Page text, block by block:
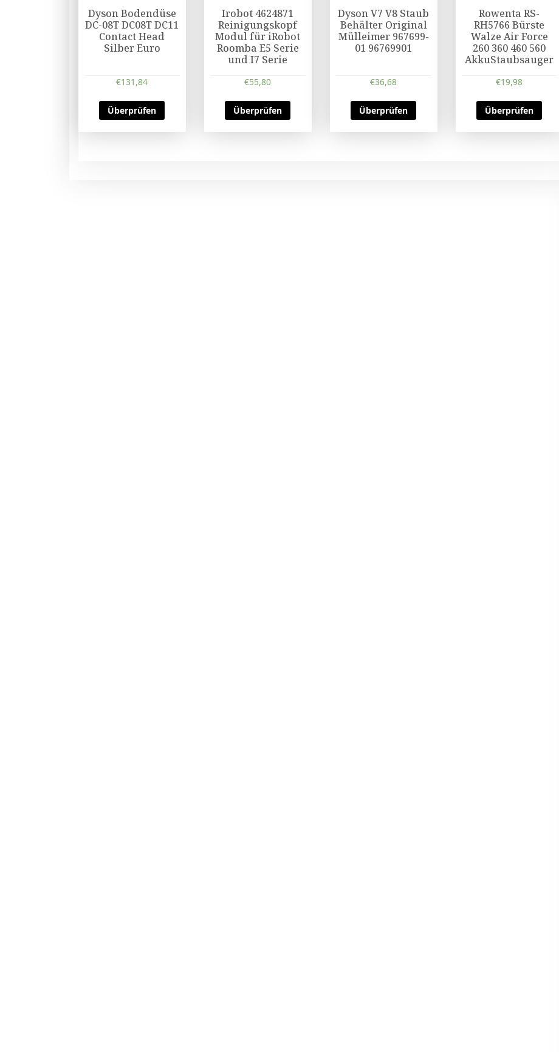
Dyson Bodendüse
DC-08T DC08T DC11
Contact Head
Silber Euro
€131,84
Überprüfen
Irobot 4624871
Reinigungskopf
Modul für iRobot
Roomba E5 Serie
und I7 Serie
€55,80
Überprüfen
Dyson V7 V8 Staub
Behälter Original
Mülleimer 967699-
01 96769901
€36,68
Überprüfen
Rowenta RS-
RH5766 Bürste
Walze Air Force
260 360 460 560
AkkuStaubsauger
€19,98
Überprüfen